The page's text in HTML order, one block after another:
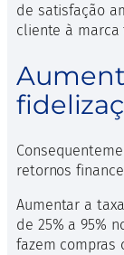
de satisfação
cliente à marca
retornos
Aumentar a
de 25% a 95%
fazem compras